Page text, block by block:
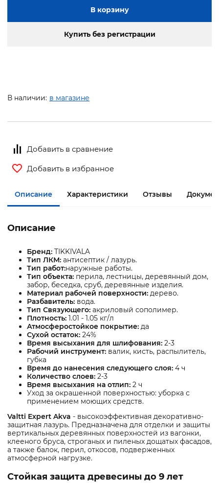
В корзину
Купить без регистрации
В наличии: в магазине
Добавить в сравнение
Добавить в избранное
Описание Характеристики Отзывы
Описание
Бренд: TIKKIVALA
Тип ЛКМ: антисептик / лазурь.
Тип работ:наружные работы.
Тип объекта: перила, лестницы, деревянный дом,
забор, беседка, сруб, деревянные изделия.
Материал рабочей поверхности: дерево.
Разбавитель: вода.
Тип Связующего: акриловый сополимер.
Плотность: 1.01 - 1.05 кг/л
Атмосферостойкое покрытие: да
Сухой остаток: 24%
Время высыхания для шлифования: 2-3
Рабочий инструмент: валик, кисть, распылитель,
губка
Время до нанесения следующего слоя: 4 ч
Количество слоев: 2-3
Время высыхания на отлип: 2 ч
Уход за окрашенной поверхностью: уборка с
применением моющих средств.
Valtti Expert Akva - высокоэффективная декоративно-
защитная лазурь. Предназначена для отделки и защиты
вертикальных деревянных поверхностей из вагонки,
клееного бруса, строганых и пиленых дощатых фасадов,
а также балок, перил, откосов, подверженных
атмосферной нагрузке.
Стойкая защита древесины до 9 лет